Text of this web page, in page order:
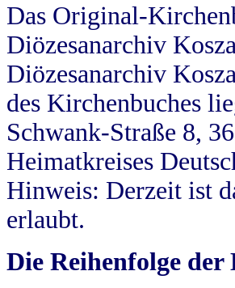
Das Original-
Diözesanarchiv
Diözesanarchiv
des Kirchenbuches
Schwank-Straße 8,
Heimatkreises
Hinweis: Derzeit ist
erlaubt.
Die Reihenfolge der